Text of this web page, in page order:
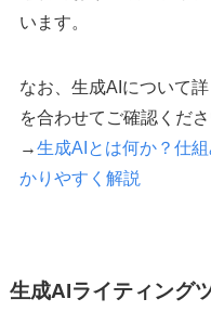
います。
なお、生成AIについて
を合わせてご確認くださ
→生成AIとは何か？仕
かりやすく解説
生成AIライティング